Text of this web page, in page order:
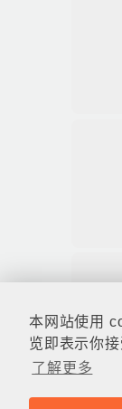
本网站使用
览即表示你
了解更多